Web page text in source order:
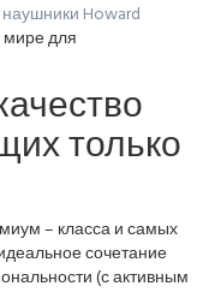
наушники Howard
для
только
– класса и самых
сочетание
(с активным